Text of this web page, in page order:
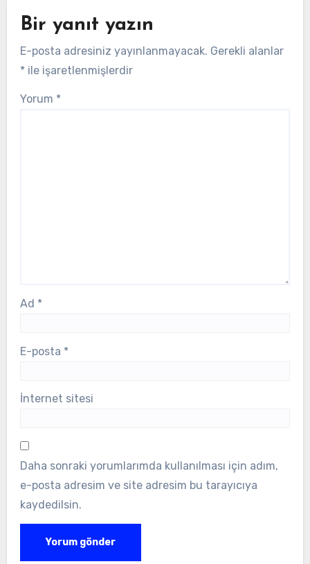
Bir yanıt yazın
E-posta adresiniz yayınlanmayacak. Gerekli alanlar
* ile işaretlenmişlerdir
Yorum *
Ad *
E-posta *
İnternet sitesi
Daha sonraki yorumlarımda kullanılması için adım,
e-posta adresim ve site adresim bu tarayıcıya
kaydedilsin.